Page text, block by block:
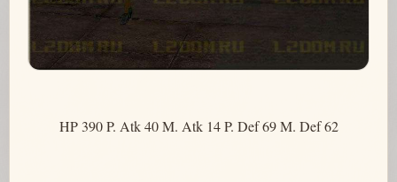
HP 390 P. Atk 40 M. Atk 14 P. Def 69 M. Def 62